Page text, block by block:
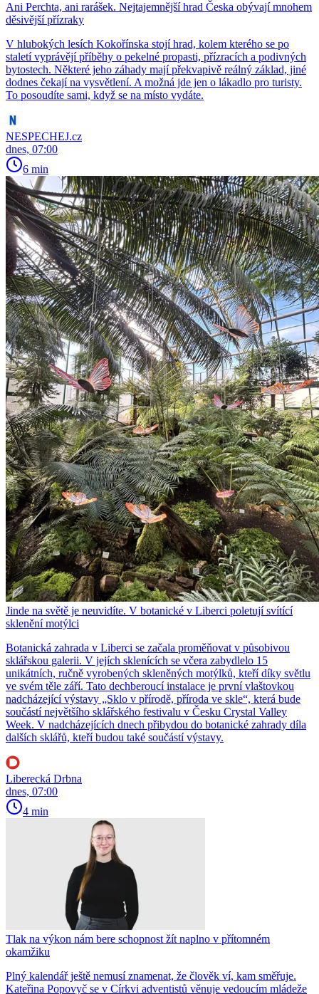
Ani Perchta, ani rarášek. Nejtajemnější hrad Česka obývají mnohem
děsivější přízraky
V hlubokých lesích Kokořínska stojí hrad, kolem kterého se po
staletí vyprávějí příběhy o pekelné propasti, přízracích a podivných
bytostech. Některé jeho záhady mají překvapivě reálný základ, jiné
dodnes čekají na vysvětlení. A možná jde jen o lákadlo pro turisty.
To posoudíte sami, když se na místo vydáte.
NESPECHEJ.cz
dnes, 07:00
6 min
Jinde na světě je neuvidíte. V botanické v Liberci poletují svítící
sklenění motýlci
Botanická zahrada v Liberci se začala proměňovat v působivou
sklářskou galerii. V jejích sklenících se včera zabydlelo 15
unikátních, ručně vyrobených skleněných motýlků, kteří díky světlu
ve svém těle září. Tato dechberoucí instalace je první vlaštovkou
nadcházející výstavy „Sklo v přírodě, příroda ve skle“, která bude
součástí největšího sklářského festivalu v Česku Crystal Valley
Week. V nadcházejících dnech přibydou do botanické zahrady díla
dalších sklářů, kteří budou také součástí výstavy.
Liberecká Drbna
dnes, 07:00
4 min
Tlak na výkon nám bere schopnost žít naplno v přítomném
okamžiku
Plný kalendář ještě nemusí znamenat, že člověk ví, kam směřuje.
Kateřina Popovyč se v Církvi adventistů věnuje vedoucím mládeže